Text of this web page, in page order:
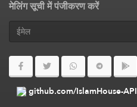
मेलिंग सूची में पंजीकरण करें
github.com/IslamHouse-API